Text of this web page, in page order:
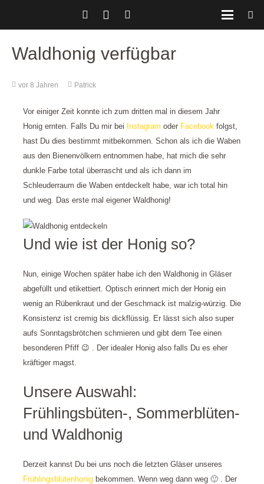
Waldhonig verfügbar
vor 8 Jahren Patrick
Vor einiger Zeit konnte ich zum dritten mal in diesem Jahr
Honig ernten. Falls Du mir bei Instagram oder Facebook folgst,
hast Du dies bestimmt mitbekommen. Schon als ich die Waben
aus den Bienenvölkern entnommen habe, hat mich die sehr
dunkle Farbe total überrascht und als ich dann im
Schleuderraum die Waben entdeckelt habe, war ich total hin
und weg. Das erste mal eigener Waldhonig!
Und wie ist der Honig so?
Nun, einige Wochen später habe ich den Waldhonig in Gläser
abgefüllt und etikettiert. Optisch erinnert mich der Honig ein
wenig an Rübenkraut und der Geschmack ist malzig-würzig. Die
Konsistenz ist cremig bis dickflüssig. Er lässt sich also super
aufs Sonntagsbrötchen schmieren und gibt dem Tee einen
besonderen Pfiff 😉 . Der idealer Honig also falls Du es eher
kräftiger magst.
Unsere Auswahl:
Frühlingsbüten-, Sommerblüten-
und Waldhonig
Derzeit kannst Du bei uns noch die letzten Gläser unseres
Frühlingsblütenhonig bekommen. Wenn weg dann weg 🙂 . Der